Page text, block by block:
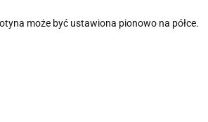
może być ustawiona pionowo na półce.